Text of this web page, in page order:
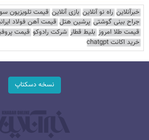
خبرآنلاین راه نو آنلاین بازی آنلاین قیمت تلویزیون
جراح بینی گوشتی پرشین هتل قیمت آهن فولاد
قیمت طلا امروز بلیط قطار شرکت رادوکو قیمت
خرید اکانت chatgpt
نسخه دسکتاپ